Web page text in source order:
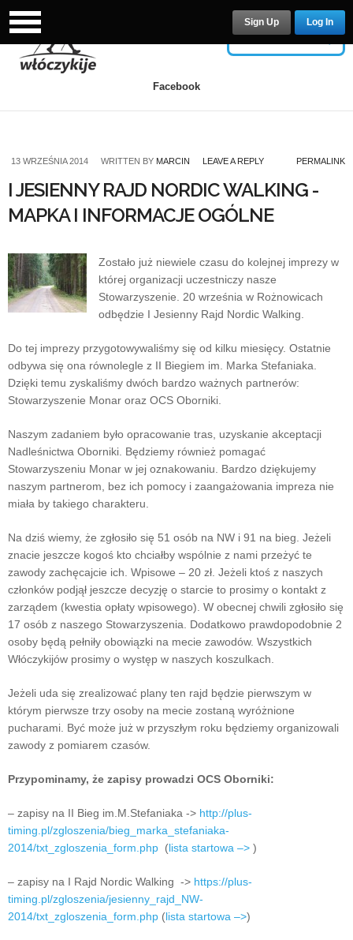
Facebook
Log In
Sign Up
13 WRZEŚNIA 2014 WRITTEN BY MARCIN LEAVE A REPLY PERMALINK
I JESIENNY RAJD NORDIC WALKING -
MAPKA I INFORMACJE OGÓLNE
Zostało już niewiele czasu do kolejnej imprezy w
której organizacji uczestniczy nasze
Stowarzyszenie. 20 września w Rożnowicach
odbędzie I Jesienny Rajd Nordic Walking.
Do tej imprezy przygotowywaliśmy się od kilku miesięcy. Ostatnie
odbywa się ona równolegle z II Biegiem im. Marka Stefaniaka.
Dzięki temu zyskaliśmy dwóch bardzo ważnych partnerów:
Stowarzyszenie Monar oraz OCS Oborniki.
Naszym zadaniem było opracowanie tras, uzyskanie akceptacji
Nadleśnictwa Oborniki. Będziemy również pomagać
Stowarzyszeniu Monar w jej oznakowaniu. Bardzo dziękujemy
naszym partnerom, bez ich pomocy i zaangażowania impreza nie
miała by takiego charakteru.
Na dziś wiemy, że zgłosiło się 51 osób na NW i 91 na bieg. Jeżeli
znacie jeszcze kogoś kto chciałby wspólnie z nami przeżyć te
zawody zachęcajcie ich. Wpisowe – 20 zł. Jeżeli ktoś z naszych
członków podjął jeszcze decyzję o starcie to prosimy o kontakt z
zarządem (kwestia opłaty wpisowego). W obecnej chwili zgłosiło się
17 osób z naszego Stowarzyszenia. Dodatkowo prawdopodobnie 2
osoby będą pełniły obowiązki na mecie zawodów. Wszystkich
Włóczykijów prosimy o występ w naszych koszulkach.
Jeżeli uda się zrealizować plany ten rajd będzie pierwszym w
którym pierwsze trzy osoby na mecie zostaną wyróżnione
pucharami. Być może już w przyszłym roku będziemy organizowali
zawody z pomiarem czasów.
Przypominamy, że zapisy prowadzi OCS Oborniki:
– zapisy na II Bieg im.M.Stefaniaka -> http://plus-
timing.pl/zgloszenia/bieg_marka_stefaniaka-
2014/txt_zgloszenia_form.php (lista startowa –> )
– zapisy na I Rajd Nordic Walking -> https://plus-
timing.pl/zgloszenia/jesienny_rajd_NW-
2014/txt_zgloszenia_form.php (lista startowa –>)
Remember Me
Lost your password? /Register